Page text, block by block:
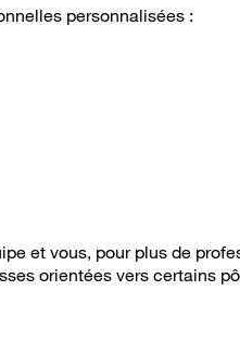
personnalisées :
et vous, pour plus de
orientées vers certains